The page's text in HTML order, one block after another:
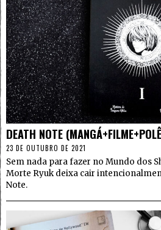
DEATH NOTE
23 DE OUTUBRO DE 2021
Sem nada para fazer no Mundo dos
Morte Ryuk deixa cair
Note.